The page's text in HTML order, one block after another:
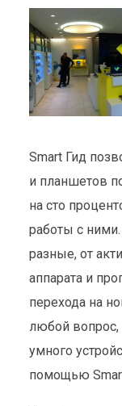
Smart Гид
и планшетов
на сто
работы с
разные, от
аппарата и
перехода на
любой вопрос,
умного
помощью